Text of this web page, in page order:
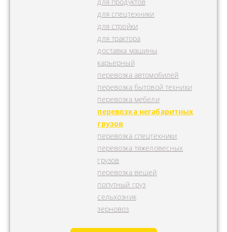
для спецтехники
для стройки
для трактора
доставка машины
карьерный
перевозка автомобилей
перевозка бытовой техники
перевозка мебели
перевозка негабаритных
грузов
перевозка спецтехники
перевозка тяжеловесных
грузов
перевозка вещей
попутный груз
сельхозник
зерновоз